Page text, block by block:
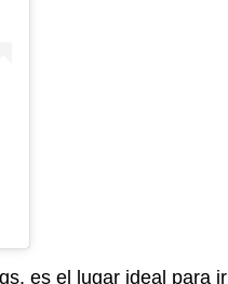
es el lugar ideal para ir